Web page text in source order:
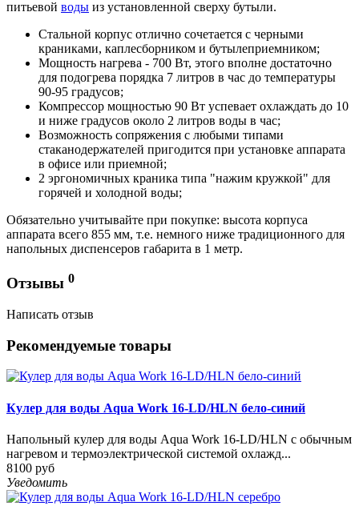
питьевой воды из установленной сверху бутыли.
Стальной корпус отлично сочетается с черными
краниками, каплесборником и бутылеприемником;
Мощность нагрева - 700 Вт, этого вполне достаточно
для подогрева порядка 7 литров в час до температуры
90-95 градусов;
Компрессор мощностью 90 Вт успевает охлаждать до 10
и ниже градусов около 2 литров воды в час;
Возможность сопряжения с любыми типами
стаканодержателей пригодится при установке аппарата
в офисе или приемной;
2 эргономичных краника типа "нажим кружкой" для
горячей и холодной воды;
Обязательно учитывайте при покупке: высота корпуса
аппарата всего 855 мм, т.е. немного ниже традиционного для
напольных диспенсеров габарита в 1 метр.
Отзывы 0
Написать отзыв
Рекомендуемые товары
Кулер для воды Aqua Work 16-LD/HLN бело-синий
Напольный кулер для воды Aqua Work 16-LD/HLN с обычным
нагревом и термоэлектрической системой охлажд...
8100 руб
Уведомить